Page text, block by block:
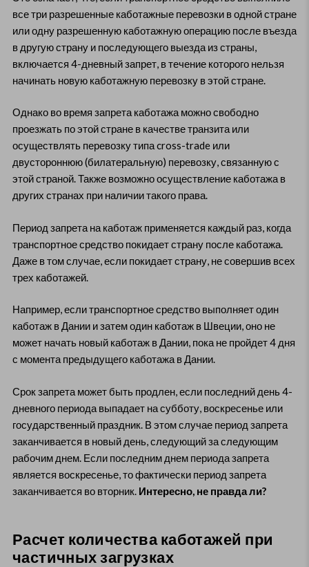
все три разрешенные каботажные перевозки в одной стране
или одну разрешенную каботажную операцию после въезда
в другую страну и последующего выезда из страны,
включается 4-дневный запрет, в течение которого нельзя
начинать новую каботажную перевозку в этой стране.
Однако во время запрета каботажа можно свободно
проезжать по этой стране в качестве транзита или
осуществлять перевозку типа cross-trade или
двустороннюю (билатеральную) перевозку, связанную с
этой страной. Также возможно осуществление каботажа в
других странах при наличии такого права.
Период запрета на каботаж применяется каждый раз, когда
транспортное средство покидает страну после каботажа.
Даже в том случае, если покидает страну, не совершив всех
трех каботажей.
Например, если транспортное средство выполняет один
каботаж в Дании и затем один каботаж в Швеции, оно не
может начать новый каботаж в Дании, пока не пройдет 4 дня
с момента предыдущего каботажа в Дании.
Срок запрета может быть продлен, если последний день 4-
дневного периода выпадает на субботу, воскресенье или
государственный праздник. В этом случае период запрета
заканчивается в новый день, следующий за следующим
рабочим днем. Если последним днем периода запрета
является воскресенье, то фактически период запрета
заканчивается во вторник. Интересно, не правда ли?
Расчет количества каботажей при
частичных загрузках